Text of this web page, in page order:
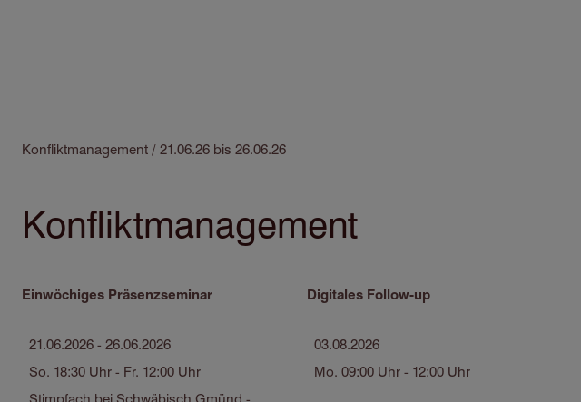
Pfadnavigation
Konfliktmanagement / 21.06.26 bis 26.06.26
Konfliktmanagement
Einwöchiges Präsenzseminar
21.06.2026 - 26.06.2026
So. 18:30 Uhr - Fr. 12:00 Uhr
Digitales Follow-up
03.08.2026
Mo. 09:00 Uhr - 12:00 Uhr